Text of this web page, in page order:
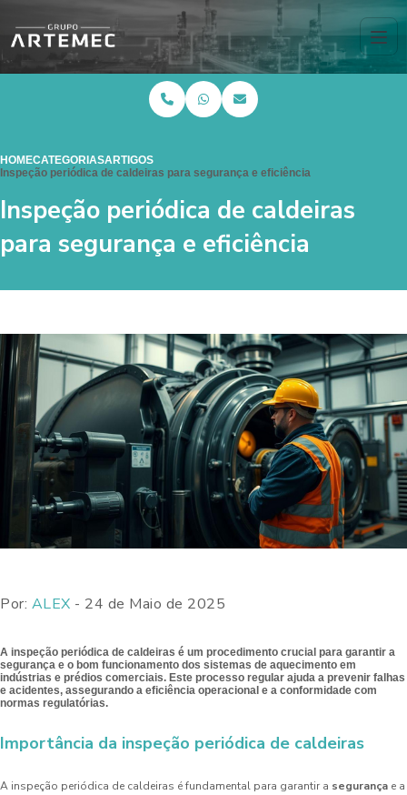
HOMECATEGORIASARTIGOS
Inspeção periódica de caldeiras para segurança e eficiência
Inspeção periódica de caldeiras
para segurança e eficiência
Por: ALEX - 24 de Maio de 2025
A inspeção periódica de caldeiras é um procedimento crucial para garantir a
segurança e o bom funcionamento dos sistemas de aquecimento em
indústrias e prédios comerciais. Este processo regular ajuda a prevenir falhas
e acidentes, assegurando a eficiência operacional e a conformidade com
normas regulatórias.
Importância da inspeção periódica de caldeiras
A inspeção periódica de caldeiras é fundamental para garantir a segurança e a